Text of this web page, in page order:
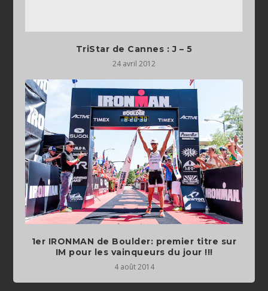
TriStar de Cannes : J – 5
24 avril 2012
1er IRONMAN de Boulder: premier titre sur
IM pour les vainqueurs du jour !!!
4 août 2014